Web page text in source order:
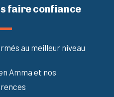
faire confiance
au meilleur niveau
Amma et nos